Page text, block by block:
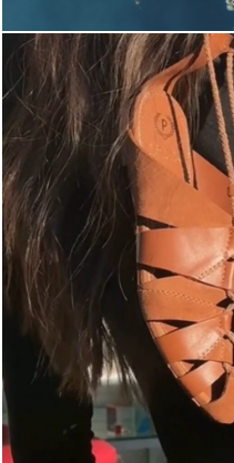
Elevate your desire for